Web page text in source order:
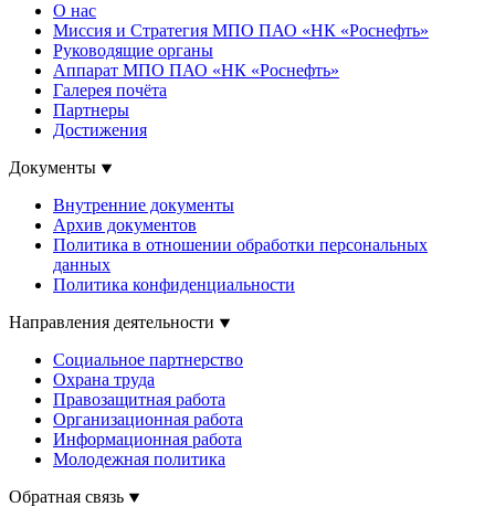
О нас
Миссия и Стратегия МПО ПАО «НК «Роснефть»
Руководящие органы
Аппарат МПО ПАО «НК «Роснефть»
Галерея почёта
Партнеры
Достижения
Документы
Внутренние документы
Архив документов
Политика в отношении обработки персональных
данных
Политика конфиденциальности
Направления деятельности
Социальное партнерство
Охрана труда
Правозащитная работа
Организационная работа
Информационная работа
Молодежная политика
Обратная связь